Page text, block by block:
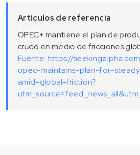
Artículos de referencia
OPEC+ mantiene el plan de
crudo en medio de fricciones
Fuente: https://
opec-maintains-plan-for-
amid-global-friction?